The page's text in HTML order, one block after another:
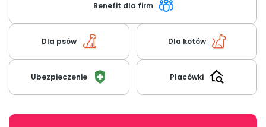
Dla psów Dla kotów
Ubezpieczenie
Benefit dla firm
Placówki